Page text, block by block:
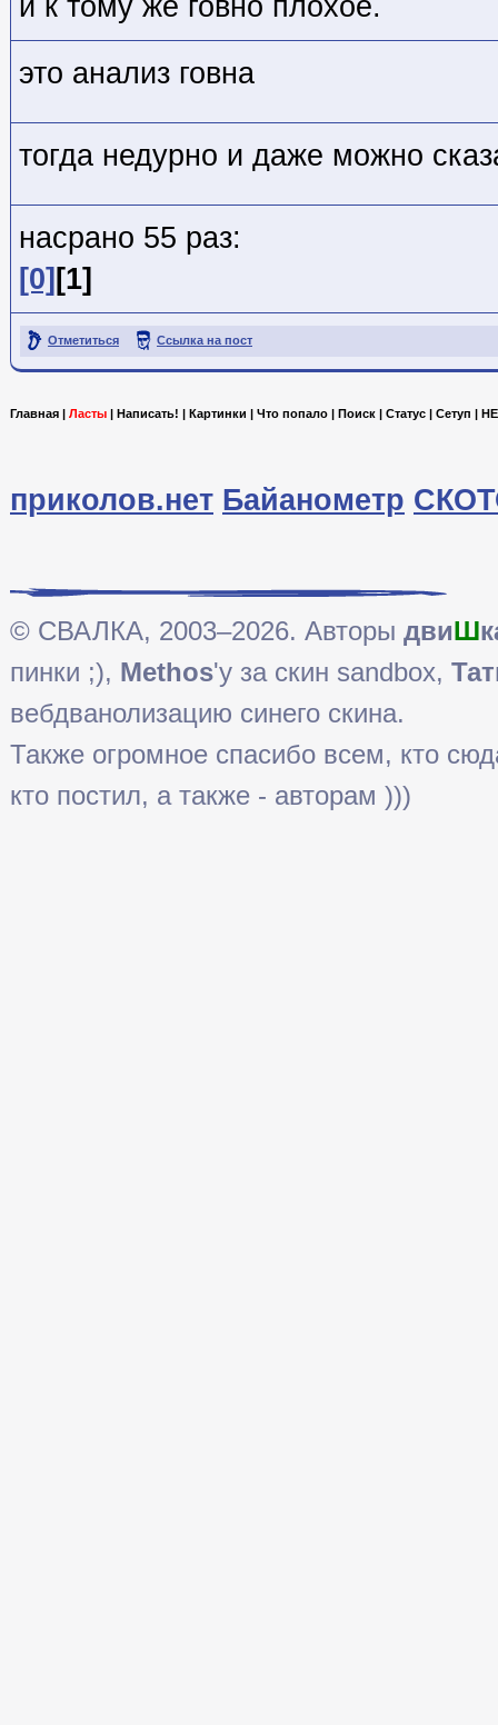
и к тому же говно плохое.
это анализ говна
тогда недурно и даже можно
насрано 55 раз:
[0] [1]
Отметиться Ссылка на пост
Главная | Ласты | Написать! | Картинки | Что попало | Поиск | Статус | Сетуп |
приколов.нет Байанометр
© СВАЛКА, 2003–2026. Авторы двиШ
пинки ;), Methos'у за скин sandbox,
вебдванолизацию синего скина.
Также огромное спасибо всем, кто
кто постил, а также - авторам )))